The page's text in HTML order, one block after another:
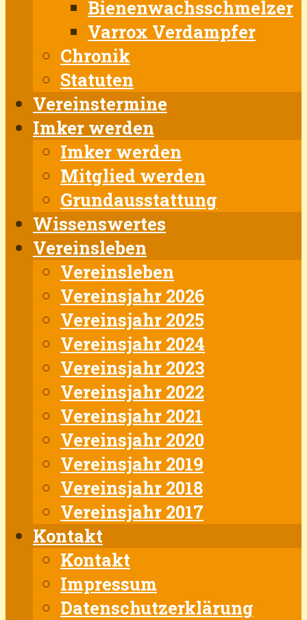
Bienenwachsschmelzer
Varrox Verdampfer
Chronik
Statuten
Vereinstermine
Imker werden
Imker werden
Mitglied werden
Grundausstattung
Wissenswertes
Vereinsleben
Vereinsleben
Vereinsjahr 2026
Vereinsjahr 2025
Vereinsjahr 2024
Vereinsjahr 2023
Vereinsjahr 2022
Vereinsjahr 2021
Vereinsjahr 2020
Vereinsjahr 2019
Vereinsjahr 2018
Vereinsjahr 2017
Kontakt
Kontakt
Impressum
Datenschutzerklärung